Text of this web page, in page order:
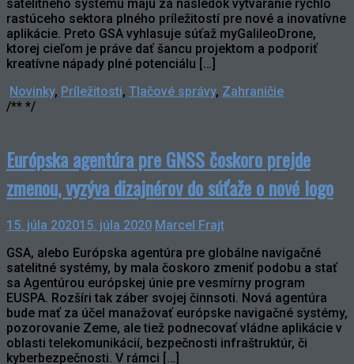
satelitného systému majú za následok vytváranie rýchlo
rastúceho sektora plného príležitostí pre nové a inovatívne
aplikácie. Preto GSA vyhlasuje súťaž myGalileoDrone,
ktorej cieľom je práve dať šancu projektom a podporiť
kreatívne nápady plné potenciálu […]
Novinky, Príležitosti, Tlačové správy, Zahraničie
/** */
Európska agentúra pre GNSS čoskoro prejde
zmenou, vyzýva dizajnérov do súťaže o nové logo
15. júla 202015. júla 2020 Marcel Frajt
GSA, alebo Európska agentúra pre globálne navigačné
satelitné systémy, by mala čoskoro zmeniť podobu a stať
sa Agentúrou európskej únie pre vesmírny program
EUSPA. Rozšíri tak záber svojej činnsoti. Nová agentúra
bude mať za účel manažovať európske navigačné systémy,
pozorovanie Zeme, ale tiež podnecovať vládne aplikácie v
oblasti telekomunikácií, bezpečnosti infraštruktúr, či
kyberbezpečnosti. V rámci […]